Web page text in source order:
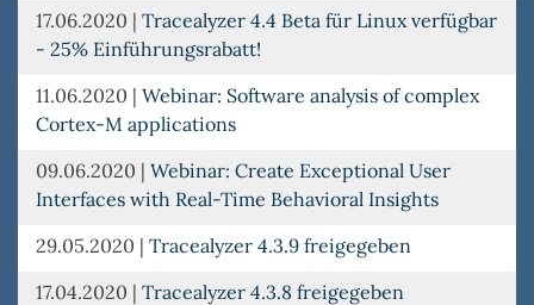
17.06.2020 | Tracealyzer 4.4 Beta für Linux verfügbar
- 25% Einführungsrabatt!
11.06.2020 | Webinar: Software analysis of complex
Cortex-M applications
09.06.2020 | Webinar: Create Exceptional User
Interfaces with Real-Time Behavioral Insights
29.05.2020 | Tracealyzer 4.3.9 freigegeben
17.04.2020 | Tracealyzer 4.3.8 freigegeben